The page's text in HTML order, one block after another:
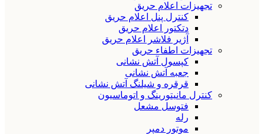
تجهیزات اعلام حریق
کنترل پنل اعلام حریق
دتکتور اعلام حریق
آژیر فلاشر اعلام حریق
تجهیزات اطفاء حریق
کپسول آتش نشانی
جعبه آتش نشانی
قرقره و شیلنگ آتش نشانی
کنترل مانیتورینگ و اتوماسیون
فتوسل مشعل
رله
موتور دمپر